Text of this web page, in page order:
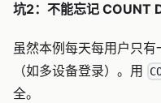
坑2：不能忘记 COUNT
虽然本例每天每用户只
（如多设备登录）。用
全。